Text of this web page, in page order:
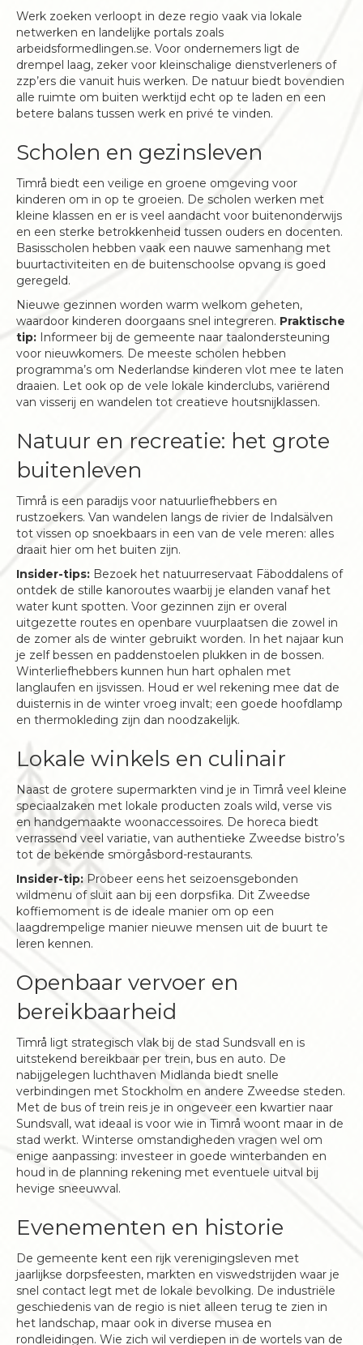
Werk zoeken verloopt in deze regio vaak via lokale
netwerken en landelijke portals zoals
arbeidsformedlingen.se. Voor ondernemers ligt de
drempel laag, zeker voor kleinschalige dienstverleners of
zzp’ers die vanuit huis werken. De natuur biedt bovendien
alle ruimte om buiten werktijd echt op te laden en een
betere balans tussen werk en privé te vinden.
Scholen en gezinsleven
Timrå biedt een veilige en groene omgeving voor
kinderen om in op te groeien. De scholen werken met
kleine klassen en er is veel aandacht voor buitenonderwijs
en een sterke betrokkenheid tussen ouders en docenten.
Basisscholen hebben vaak een nauwe samenhang met
buurtactiviteiten en de buitenschoolse opvang is goed
geregeld.
Nieuwe gezinnen worden warm welkom geheten,
waardoor kinderen doorgaans snel integreren. Praktische
tip: Informeer bij de gemeente naar taalondersteuning
voor nieuwkomers. De meeste scholen hebben
programma’s om Nederlandse kinderen vlot mee te laten
draaien. Let ook op de vele lokale kinderclubs, variërend
van visserij en wandelen tot creatieve houtsnijklassen.
Natuur en recreatie: het grote
buitenleven
Timrå is een paradijs voor natuurliefhebbers en
rustzoekers. Van wandelen langs de rivier de Indalsälven
tot vissen op snoekbaars in een van de vele meren: alles
draait hier om het buiten zijn.
Insider-tips: Bezoek het natuurreservaat Fäboddalens of
ontdek de stille kanoroutes waarbij je elanden vanaf het
water kunt spotten. Voor gezinnen zijn er overal
uitgezette routes en openbare vuurplaatsen die zowel in
de zomer als de winter gebruikt worden. In het najaar kun
je zelf bessen en paddenstoelen plukken in de bossen.
Winterliefhebbers kunnen hun hart ophalen met
langlaufen en ijsvissen. Houd er wel rekening mee dat de
duisternis in de winter vroeg invalt; een goede hoofdlamp
en thermokleding zijn dan noodzakelijk.
Lokale winkels en culinair
Naast de grotere supermarkten vind je in Timrå veel kleine
speciaalzaken met lokale producten zoals wild, verse vis
en handgemaakte woonaccessoires. De horeca biedt
verrassend veel variatie, van authentieke Zweedse bistro’s
tot de bekende smörgåsbord-restaurants.
Insider-tip: Probeer eens het seizoensgebonden
wildmenu of sluit aan bij een dorpsfika. Dit Zweedse
koffiemoment is de ideale manier om op een
laagdrempelige manier nieuwe mensen uit de buurt te
leren kennen.
Openbaar vervoer en
bereikbaarheid
Timrå ligt strategisch vlak bij de stad Sundsvall en is
uitstekend bereikbaar per trein, bus en auto. De
nabijgelegen luchthaven Midlanda biedt snelle
verbindingen met Stockholm en andere Zweedse steden.
Met de bus of trein reis je in ongeveer een kwartier naar
Sundsvall, wat ideaal is voor wie in Timrå woont maar in de
stad werkt. Winterse omstandigheden vragen wel om
enige aanpassing: investeer in goede winterbanden en
houd in de planning rekening met eventuele uitval bij
hevige sneeuwval.
Evenementen en historie
De gemeente kent een rijk verenigingsleven met
jaarlijkse dorpsfeesten, markten en viswedstrijden waar je
snel contact legt met de lokale bevolking. De industriële
geschiedenis van de regio is niet alleen terug te zien in
het landschap, maar ook in diverse musea en
rondleidingen. Wie zich wil verdiepen in de wortels van de